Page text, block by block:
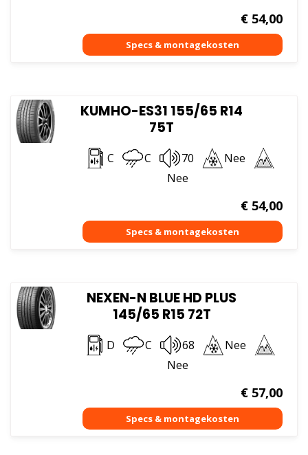
€54,00
KUMHO-ES31 155/65 R14
75T
C C 70
Nee
Nee
€54,00
NEXEN-N BLUE HD PLUS
145/65 R15 72T
D C 68
Nee
Nee
€57,00